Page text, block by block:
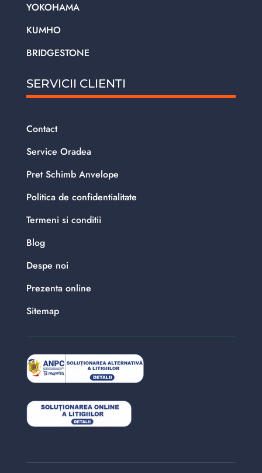
YOKOHAMA
KUMHO
BRIDGESTONE
SERVICII CLIENTI
Contact
Service Oradea
Pret Schimb Anvelope
Politica de confidentialitate
Termeni si conditii
Blog
Despe noi
Prezenta online
Sitemap